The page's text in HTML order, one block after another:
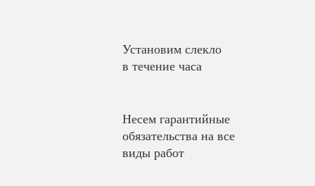
Установим слекло
в течение часа
Несем гарантийные
обязательства на все
виды работ